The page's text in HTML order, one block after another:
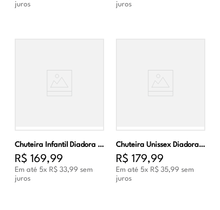
juros
juros
Chuteira Infantil Diadora Torneo III Futsal Preto e Dourado
R$ 169,99
Em até 5x R$ 33,99 sem
juros
Chuteira Unissex Diadora Torneo III Society Preto e Dourado
R$ 179,99
Em até 5x R$ 35,99 sem
juros